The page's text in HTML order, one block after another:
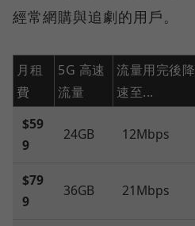
經常網購與追劇的用戶。
月租
費
5G 高速
流量
流量用完後降
速至...
$59
9
24GB 12Mbps
$79
9
36GB 21Mbps